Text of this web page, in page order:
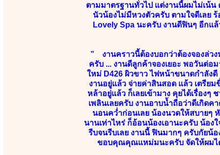
ตามมาตรฐานทั่วไป แต่งานนี้ผมไม่เน้น
นัวน้องไม่มีหวงตัวครับ ตามใจดีเลย
Lovely Spa นะครับ งานดีฟินๆ อีก
” งานคราวนี้ต้องบอกว่าต้องจองล่วง
ครับ ... งานดีลูกค้าจองเยอะ พอวันต่อ
ใหม่ D426 ผิวขาว ไฟหน้าขนาดกำลัง
งานอยู่แล้ว จ่ายค่าสินสอด แล้ว เตรีย
หล้าอยู่แล้ว ก็เลยเข้ามาง คุยได้เรื่อง
เพลินเลยครับ งานอาบน้ำถือว่าดีเกิด
นอนคว่ำก่อนเลย น้องนวดให้สบายๆ
นานเท่าไหร่ ก็อ้อนน้องเอานะครับ น้อ
รีบจนรีบเลย งานนี้ ฟินมากๆ ครับกัย
ขอบคุณคุณแหม่มนะครับ จัดให้ผมไ